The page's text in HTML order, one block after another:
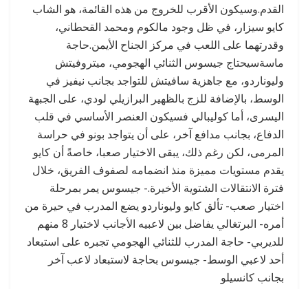
القدم.وسيكون الأقرب للخروج من هذه القائمة، هو الشاب
كايو سيزار، في ظل وجود مالكوم ومحمد القحطاني،
وقدرتهما على اللعب في مركز الجناح الأيمن.حاجة
ماسةسيحتاج جيسوس الثنائي الهجومي، ميتروفيتش
وليوناردو، مع جاهزية سافيتش للتواجد بجانب نيفيز في
الوسط، بالإضافة للزج بالظهير البرازيلي لودي، على الجبهة
اليسرى، أما كوليبالي فسيكون العنصر الأساسي في قلب
الدفاع، بجانب مدافع آخر، على أن يتواجد بونو في حراسة
المرمى، لكن رغم ذلك، يبقى الاختيار صعبا، خاصةً أن كايو
يقدم مستويات مميزة منذ انضمامه لصفوف الفريق، خلال
فترة الانتقالات الشتوية الأخيرة.- جيسوس يمر بمرحلة
اختيار صعب- تألق كايو وليوناردو يضع المدرب في حيرة من
أمره- البرتغالي يفاضل بين لاعبيه اﻷجانب لاختيار 8 منهم
للديربي- حاجة المدرب للثنائي الهجومي تجبره على استبعاد
أحد ﻻعبي الوسط- جيسوس بحاجة لاستبعاد لاعب آخر
بجانب كانسيلو